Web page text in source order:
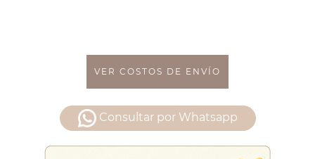
VER COSTOS DE ENVÍO
Consultar por Whatsapp